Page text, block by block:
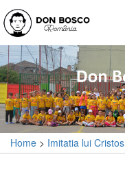
Home > Imitatia lui Cristos